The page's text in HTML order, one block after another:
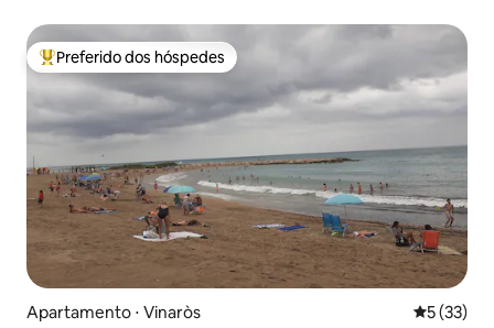
Entre os melhores preferidos dos hóspedes
Preferido dos hóspedes
Apartamento ⋅ Vinaròs 5 de uma
5 (33)